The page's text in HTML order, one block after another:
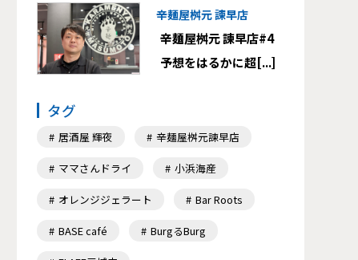
辛麺屋桝元 諫早店
辛麺屋桝元 諫早店#4
予想をはるかに超[...]
タグ
居酒屋 輝夜 辛麺屋桝元諫早店
ママさんドライ 小浜海産
オレンジジェラート Bar Roots
BASE café BurgるBurg